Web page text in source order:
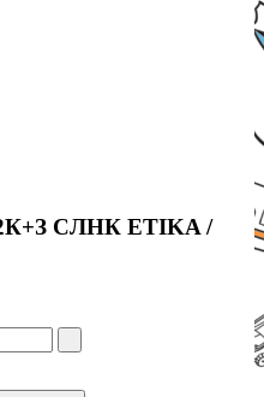
2К+З СЛНК ETIKA /